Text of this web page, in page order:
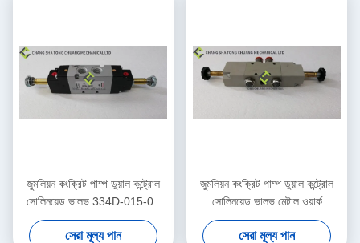
জুমলিয়ন কংক্রিট পাম্প ডুয়াল কন্ট্রোল
সোলিনয়েড ভালভ 334D-015-02
1010302328
সেরা মূল্য পান
জুমলিয়ন কংক্রিট পাম্প ডুয়াল কন্ট্রোল
সোলিনয়েড ভালভ মেটাল ওয়ার্ক
1070500150
সেরা মূল্য পান